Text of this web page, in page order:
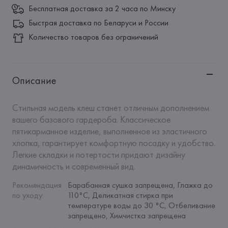
Бесплатная доставка за 2 часа по Минску
Быстрая доставка по Беларуси и России
Количество товаров без ограничений
Описание
Стильная модель клеш станет отличным дополнением
вашего базового гардероба. Классическое
пятикарманное изделие, выполненное из эластичного
хлопка, гарантирует комфортную посадку и удобство.
Легкие складки и потертости придают дизайну
динамичность и современный вид.
Рекомендация
по уходу:
Барабанная сушка запрещена, Глажка до
110°C, Деликатная стирка при
температуре воды до 30 °C, Отбеливание
запрещено, Химчистка запрещена